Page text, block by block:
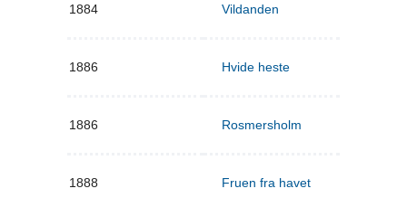
1884 Vildanden
1886 Hvide heste
1886 Rosmersholm
1888 Fruen fra havet